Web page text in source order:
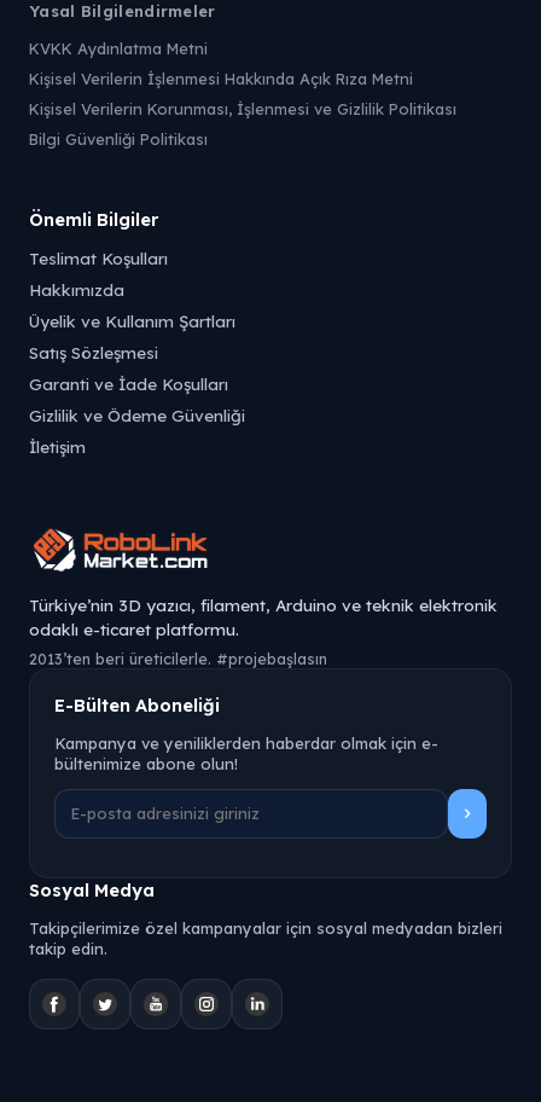
Yasal Bilgilendirmeler
KVKK Aydınlatma Metni
Kişisel Verilerin İşlenmesi Hakkında Açık Rıza Metni
Kişisel Verilerin Korunması, İşlenmesi ve Gizlilik Politikası
Bilgi Güvenliği Politikası
Önemli Bilgiler
Teslimat Koşulları
Hakkımızda
Üyelik ve Kullanım Şartları
Satış Sözleşmesi
Garanti ve İade Koşulları
Gizlilik ve Ödeme Güvenliği
İletişim
Türkiye’nin 3D yazıcı, filament, Arduino ve teknik elektronik
odaklı e-ticaret platformu.
2013’ten beri üreticilerle. #projebaşlasın
E-Bülten Aboneliği
Kampanya ve yeniliklerden haberdar olmak için e-
bültenimize abone olun!
Sosyal Medya
Takipçilerimize özel kampanyalar için sosyal medyadan bizleri
takip edin.